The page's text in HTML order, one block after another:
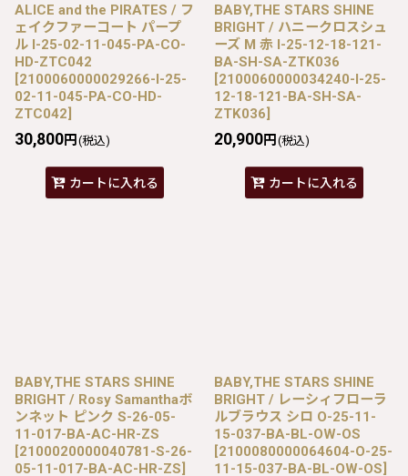
ALICE and the PIRATES / フ
ェイクファーコート パープ
ル I-25-02-11-045-PA-CO-
HD-ZTC042
[2100060000029266-I-25-
02-11-045-PA-CO-HD-
ZTC042]
30,800円 (税込)
カートに入れる
BABY,THE STARS SHINE
BRIGHT / ハニークロスシュ
ーズ M 赤 I-25-12-18-121-
BA-SH-SA-ZTK036
[2100060000034240-I-25-
12-18-121-BA-SH-SA-
ZTK036]
20,900円 (税込)
カートに入れる
BABY,THE STARS SHINE
BRIGHT / Rosy Samanthaボ
ンネット ピンク S-26-05-
11-017-BA-AC-HR-ZS
[2100020000040781-S-26-
05-11-017-BA-AC-HR-ZS]
BABY,THE STARS SHINE
BRIGHT / レーシィフローラ
ルブラウス シロ O-25-11-
15-037-BA-BL-OW-OS
[2100080000064604-O-25-
11-15-037-BA-BL-OW-OS]